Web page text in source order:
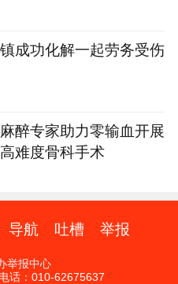
成功化解一起劳务受伤
醉专家助力零输血开展
难度骨科手术
导航 吐槽 举报
举报中心
话：010-62675637